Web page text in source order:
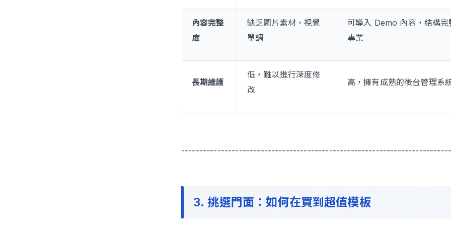
內容完整
度
缺乏圖片素材，視覺
單調
可導入 Demo 內容，結構完
專業
長期維護
低，難以進行深度修
改
高，擁有成熟的後台管理系
3. 挑選門面：如何在買到超值模板